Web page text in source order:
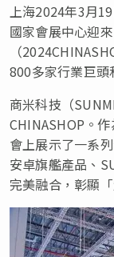
上海2024年3月
國家會展中心迎
（
800多家行業巨頭
商米科技（
CHINASHOP。
會上展示了一系
安卓旗艦產品、
完美融合，彰顯